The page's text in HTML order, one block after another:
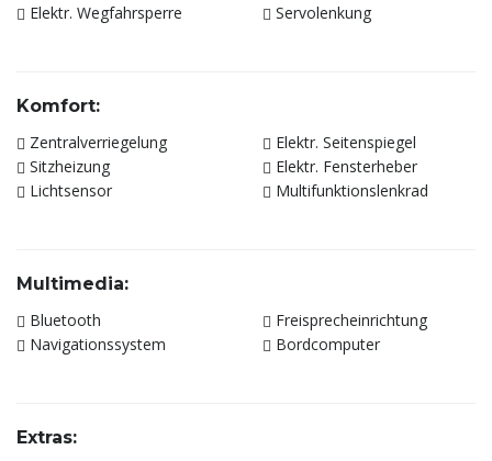
Elektr. Wegfahrsperre
Servolenkung
Komfort:
Zentralverriegelung
Elektr. Seitenspiegel
Sitzheizung
Elektr. Fensterheber
Lichtsensor
Multifunktionslenkrad
Multimedia:
Bluetooth
Freisprecheinrichtung
Navigationssystem
Bordcomputer
Extras: